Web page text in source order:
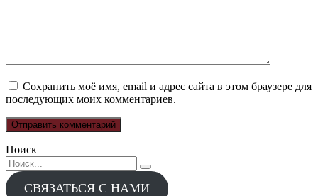
Сохранить моё имя, email и адрес сайта в этом браузере для
последующих моих комментариев.
Поиск
Search
for:
СВЯЗАТЬСЯ С НАМИ